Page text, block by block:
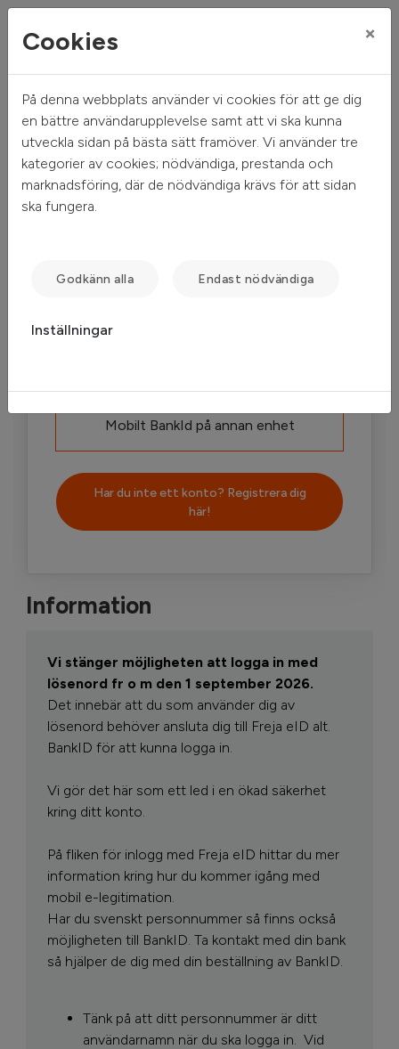
Mitt hem Mina sidor
Mina sidor
Mobilt BankId på annan enhet
Har du inte ett konto? Registrera dig
här!
Information
Vi stänger möjligheten att logga in med
lösenord fr o m den 1 september 2026.
Det innebär att du som använder dig av
lösenord behöver ansluta dig till Freja eID alt.
BankID för att kunna logga in.
Vi gör det här som ett led i en ökad säkerhet
kring ditt konto.
På fliken för inlogg med Freja eID hittar du mer
information kring hur du kommer igång med
mobil e-legitimation.
Har du svenskt personnummer så finns också
möjligheten till BankID. Ta kontakt med din bank
så hjälper de dig med din beställning av BankID.
Tänk på att ditt personnummer är ditt
användarnamn när du ska logga in. Vid
Cookies ×
På denna webbplats använder vi cookies för att ge dig
en bättre användarupplevelse samt att vi ska kunna
utveckla sidan på bästa sätt framöver. Vi använder tre
kategorier av cookies; nödvändiga, prestanda och
marknadsföring, där de nödvändiga krävs för att sidan
ska fungera.
Godkänn alla Endast nödvändiga
Inställningar